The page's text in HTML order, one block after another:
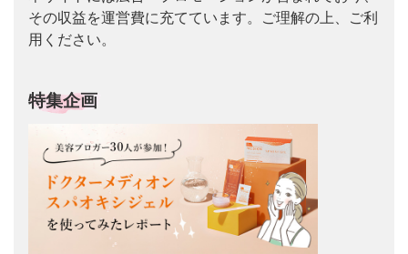
その収益を運営費に充てています。ご理解の上、ご利
用ください。
特集企画